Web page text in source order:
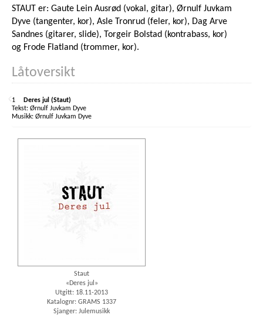
STAUT er: Gaute Lein Ausrød (vokal, gitar), Ørnulf Juvkam
Dyve (tangenter, kor), Asle Tronrud (feler, kor), Dag Arve
Sandnes (gitarer, slide), Torgeir Bolstad (kontrabass, kor)
og Frode Flatland (trommer, kor).
Låtoversikt
1
Deres jul (Staut)
Ørnulf Juvkam Dyve
Ørnulf Juvkam Dyve
Staut
«Deres jul»
Utgitt: 18.11-2013
Katalognr: GRAMS 1337
Sjanger: Julemusikk